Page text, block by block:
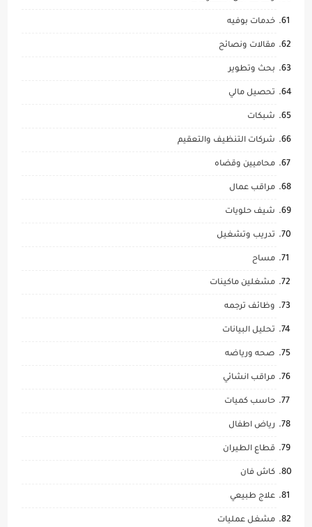
خدمات بوفيه
مقالات ونصائح
بحث وتطوير
تحصيل مالي
شبكات
شركات التنظيف والتعقيم
محاميين وقضاه
مراقب عمال
شيف حلويات
تدريب وتشغيل
مساح
مشغلين ماكينات
وظائف ترجمه
تحليل البيانات
صحه ورياضه
مراقب انشائي
حاسب كميات
رياض اطفال
قطاع الطيران
كاش فان
علاج طبيعي
مشغل عمليات